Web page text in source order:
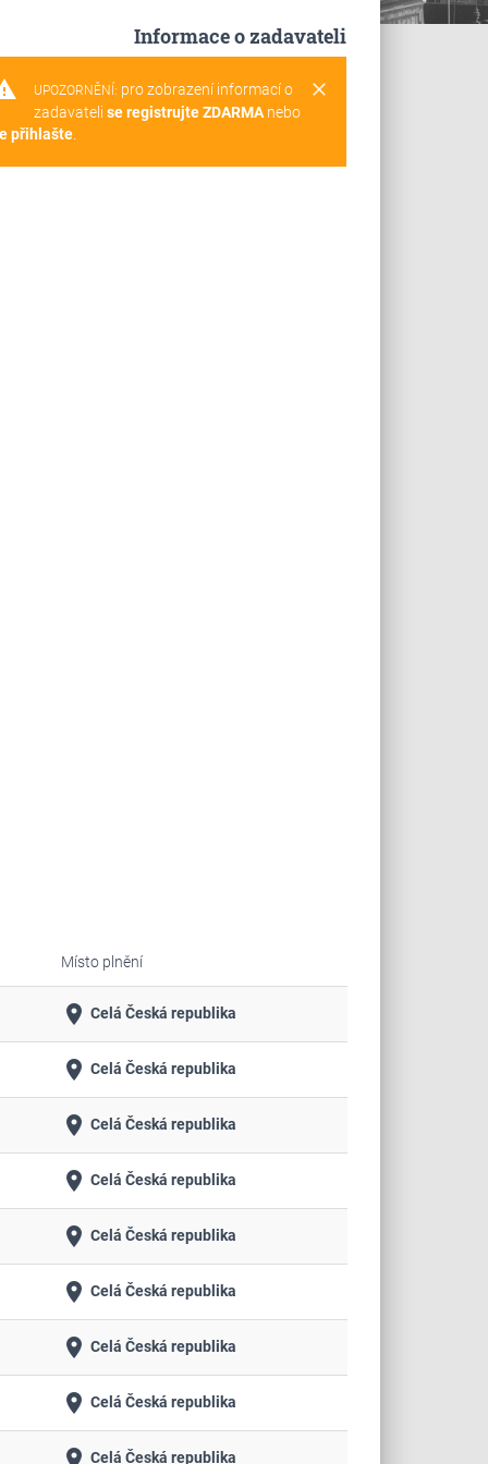
Informace o zadavateli
clear
UPOZORNĚNÍ: pro zobrazení informací o
zadavateli se registrujte ZDARMAnebo
přihlašte.
Místo plnění
place Celá Česká republika
place Celá Česká republika
place Celá Česká republika
place Celá Česká republika
place Celá Česká republika
place Celá Česká republika
place Celá Česká republika
place Celá Česká republika
place Celá Česká republika